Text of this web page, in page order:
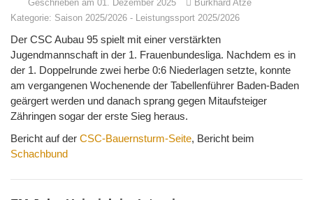
Geschrieben am 01. Dezember 2025
Burkhard Atze
Kategorie: Saison 2025/2026 - Leistungssport 2025/2026
Der CSC Aubau 95 spielt mit einer verstärkten
Jugendmannschaft in der 1. Frauenbundesliga. Nachdem es in
der 1. Doppelrunde zwei herbe 0:6 Niederlagen setzte, konnte
am vergangenen Wochenende der Tabellenführer Baden-Baden
geärgert werden und danach sprang gegen Mitaufsteiger
Zähringen sogar der erste Sieg heraus.
Bericht auf der CSC-Bauernsturm-Seite, Bericht beim
Schachbund